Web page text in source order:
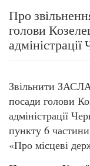
Про
голови
адміністрації
Звільнити
посади голови
адміністрації
пункту 6 частини
«Про місцеві